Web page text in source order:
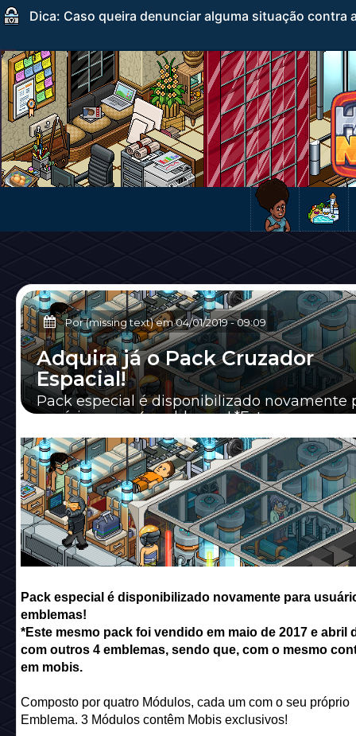
Dica: Caso queira denunciar alguma situação
Por (missing text) em04/01/2019-09:09
Adquira já o Pack Cruzador
Espacial!
Pack especial é disponibilizado novamente
usuários com 4 emblemas! *Este mesmo
Pack especial é disponibilizado novamente para
emblemas!
*Este mesmo pack foi vendido em maio de 2017 e abril
com outros 4 emblemas, sendo que, com o mesmo
em mobis.
Composto por quatro Módulos, cada um com o seu próprio
Emblema. 3 Módulos contêm Mobis exclusivos!